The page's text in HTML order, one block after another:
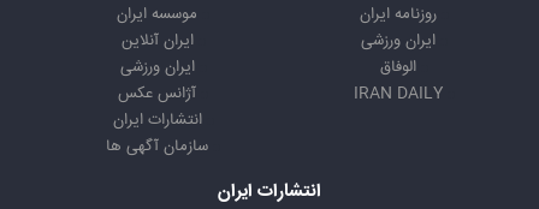
روزنامه ایران
ایران ورزشی
الوفاق
IRAN DAILY
موسسه ایران
ایران آنلاین
ایران ورزشی
آژانس عکس
انتشارات ایران
سازمان آگهی ها
انتشارات ایران